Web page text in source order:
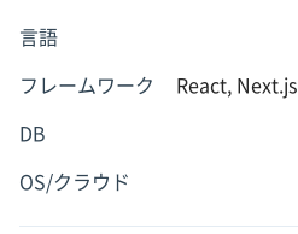
言語
フレームワーク React, Next.js
DB
OS/クラウド